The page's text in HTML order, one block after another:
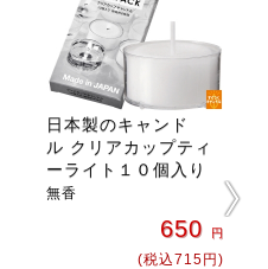
日本製のキャンド
ル クリアカップティ
ーライト１０個入り
無香
650 円
(税込715円)